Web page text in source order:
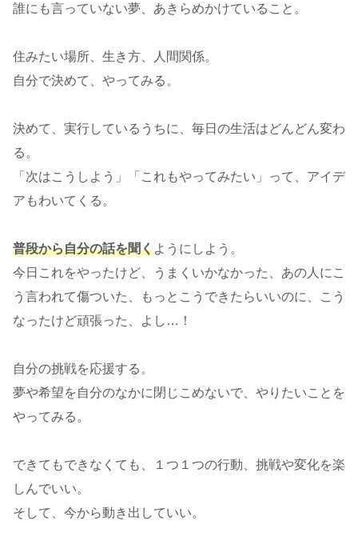
誰にも言っていない夢、あきらめかけていること。
住みたい場所、生き方、人間関係。
自分で決めて、やってみる。
決めて、実行しているうちに、毎日の生活はどんどん変わ
る。
「次はこうしよう」「これもやってみたい」って、アイデ
アもわいてくる。
普段から自分の話を聞くようにしよう。
今日これをやったけど、うまくいかなかった、あの人にこ
う言われて傷ついた、もっとこうできたらいいのに、こう
なったけど頑張った、よし…！
自分の挑戦を応援する。
夢や希望を自分のなかに閉じこめないで、やりたいことを
やってみる。
できてもできなくても、１つ１つの行動、挑戦や変化を楽
しんでいい。
そして、今から動き出していい。